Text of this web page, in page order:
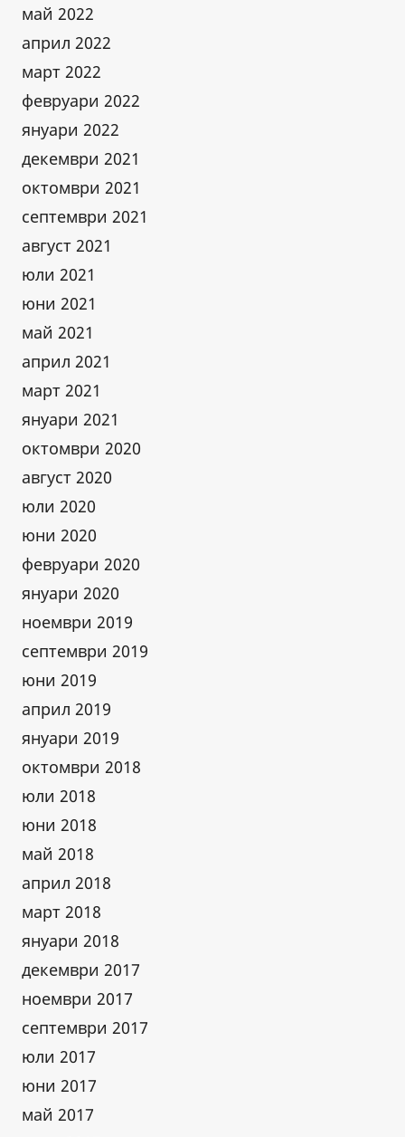
май 2022
април 2022
март 2022
февруари 2022
януари 2022
декември 2021
октомври 2021
септември 2021
август 2021
юли 2021
юни 2021
май 2021
април 2021
март 2021
януари 2021
октомври 2020
август 2020
юли 2020
юни 2020
февруари 2020
януари 2020
ноември 2019
септември 2019
юни 2019
април 2019
януари 2019
октомври 2018
юли 2018
юни 2018
май 2018
април 2018
март 2018
януари 2018
декември 2017
ноември 2017
септември 2017
юли 2017
юни 2017
май 2017